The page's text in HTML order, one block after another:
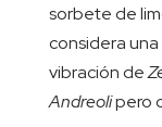
sorbete de
considera
vibración de
Andreolipero